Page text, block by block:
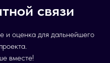
связи
оценка для дальнейшего
вместе!